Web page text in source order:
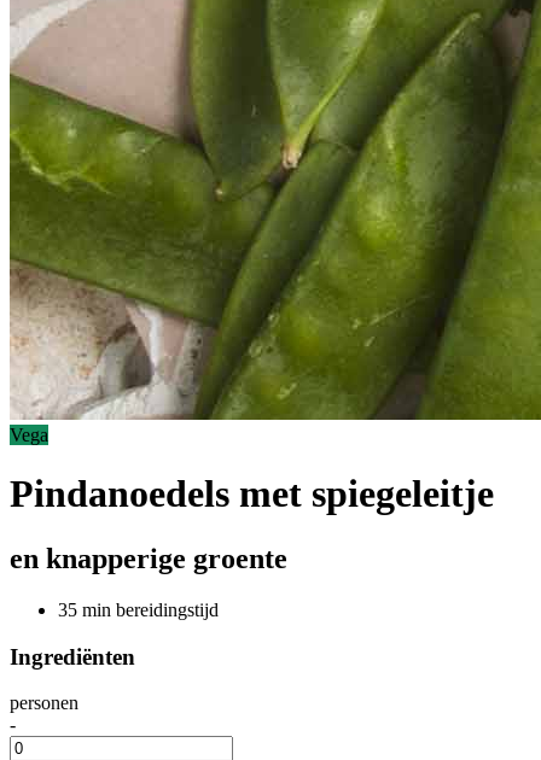
Vega
Pindanoedels met spiegeleitje
en knapperige groente
35 min bereidingstijd
Ingrediënten
personen
-